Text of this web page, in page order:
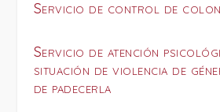
Servicio de control de
Servicio de atención
situación de violencia de
de padecerla